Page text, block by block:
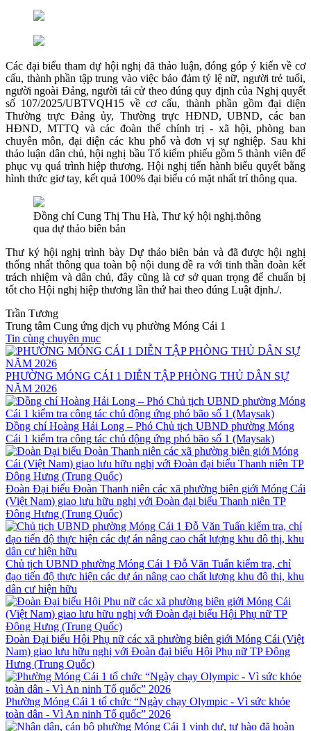
Các đại biểu tham dự hội nghị đã thảo luận, đóng góp ý kiến về cơ
cấu, thành phần tập trung vào việc bảo đảm tỷ lệ nữ, người trẻ tuổi,
người ngoài Đảng, người tái cử theo đúng quy định của Nghị quyết
số 107/2025/UBTVQH15 về cơ cấu, thành phần gồm đại diện
Thường trực Đảng ủy, Thường trực HĐND, UBND, các ban
HĐND, MTTQ và các đoàn thể chính trị - xã hội, phòng ban
chuyên môn, đại diện các khu phố và đơn vị sự nghiệp. Sau khi
thảo luận dân chủ, hội nghị bầu Tổ kiểm phiếu gồm 5 thành viên để
phục vụ quá trình hiệp thương. Hội nghị tiến hành biểu quyết bằng
hình thức giơ tay, kết quả 100% đại biểu có mặt nhất trí thông qua.
Đồng chí Cung Thị Thu Hà, Thư ký hội nghị.thông
qua dự thảo biên bản
Thư ký hội nghị trình bày Dự thảo biên bản và đã được hội nghị
thống nhất thông qua toàn bộ nội dung đề ra với tinh thần đoàn kết
trách nhiệm và dân chủ, đây cũng là cơ sở quan trọng để chuẩn bị
tốt cho Hội nghị hiệp thương lần thứ hai theo đúng Luật định./.
Trần Tương
Trung tâm Cung ứng dịch vụ phường Móng Cái 1
Tin cùng chuyên mục
PHƯỜNG MÓNG CÁI 1 DIỄN TẬP PHÒNG THỦ DÂN SỰ
NĂM 2026
Đồng chí Hoàng Hải Long – Phó Chủ tịch UBND phường Móng
Cái 1 kiểm tra công tác chủ động ứng phó bão số 1 (Maysak)
Đoàn Đại biểu Đoàn Thanh niên các xã phường biên giới Móng Cái
(Việt Nam) giao lưu hữu nghị với Đoàn đại biểu Thanh niên TP
Đông Hưng (Trung Quốc)
Chủ tịch UBND phường Móng Cái 1 Đỗ Văn Tuấn kiểm tra, chỉ
đạo tiến độ thực hiện các dự án nâng cao chất lượng khu đô thị, khu
dân cư hiện hữu
Đoàn Đại biểu Hội Phụ nữ các xã phường biên giới Móng Cái (Việt
Nam) giao lưu hữu nghị với Đoàn đại biểu Hội Phụ nữ TP Đông
Hưng (Trung Quốc)
Phường Móng Cái 1 tổ chức “Ngày chạy Olympic - Vì sức khỏe
toàn dân - Vì An ninh Tổ quốc” 2026